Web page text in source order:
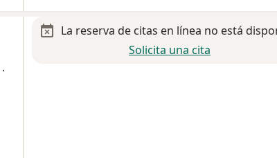
·
La reserva de citas en línea no está
Solicita una cita